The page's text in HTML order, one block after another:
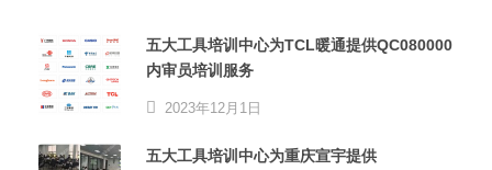
五大工具培训中心为TCL暖通提供QC080000
内审员培训服务
2023年12月1日
五大工具培训中心为重庆宣宇提供